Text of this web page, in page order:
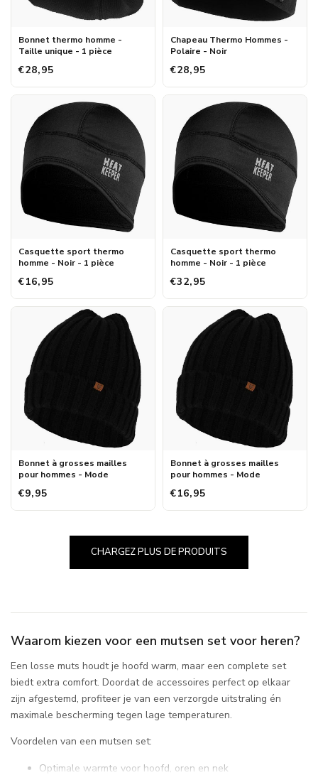
Bonnet thermo homme -
Taille unique - 1 pièce
€28,95
Chapeau Thermo Hommes -
Polaire - Noir
€28,95
Casquette sport thermo
homme - Noir - 1 pièce
€16,95
Casquette sport thermo
homme - Noir - 1 pièce
€32,95
Bonnet à grosses mailles
pour hommes - Mode
€9,95
Bonnet à grosses mailles
pour hommes - Mode
€16,95
CHARGEZ PLUS DE PRODUITS
Waarom kiezen voor een mutsen set voor heren?
Een losse muts houdt je hoofd warm, maar een complete set
biedt extra comfort. Doordat de accessoires perfect op elkaar
zijn afgestemd, profiteer je van een verzorgde uitstraling én
maximale bescherming tegen lage temperaturen.
Voordelen van een mutsen set:
Optimale warmte voor hoofd, oren en nek